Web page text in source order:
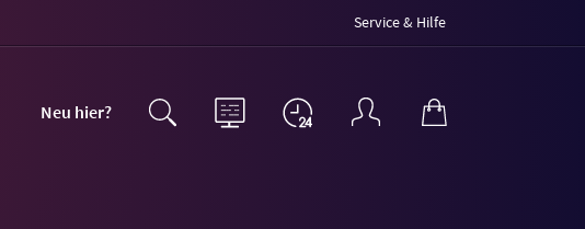
Service & Hilfe
Neu hier?